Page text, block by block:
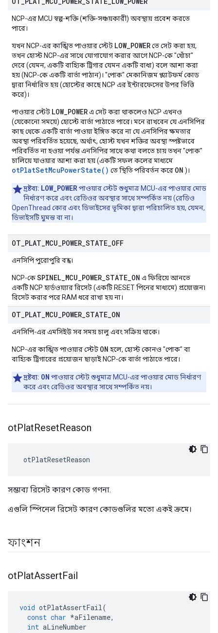
NCP-এর MCU স্বল্প-শক্তি (শক্তি-সঞ্চয়কারী) অবস্থায় প্রবেশ করতে
পারে।
যখন NCP-এর কাঙ্খিত পাওয়ার স্টেট LOW_POWERতে সেট করা হয়,
তখন হোস্ট NCP-এর সাথে যোগাযোগ করার আগে NCP-কে "খোঁচা"
দেবে (যেমন, একটি বাহ্যিক ট্রিগার যেমন একটি বাধা) বলে আশা করা
হয় (NCP-কে একটি বার্তা পাঠান)। "পোক" মেকানিজম প্ল্যাটফর্ম কোড
দ্বারা নির্ধারিত হয় (হোস্টের কাছে NCP এর ইন্টারফেসের উপর ভিত্তি
করে)।
পাওয়ার স্টেট LOW_POWERএ সেট করা থাকলেও NCP এখনও
(যেকোনো সময়ে) হোস্টে বার্তা পাঠাতে পারে। মনে রাখবেন যে এনসিপির
কাছ থেকে একটি বার্তা পাওয়া ইঙ্গিত করে না যে এনসিপির ক্ষমতার
অবস্থা পরিবর্তিত হয়েছে, অর্থাৎ, হোস্ট যখন শক্তির অবস্থা স্পষ্টভাবে
পরিবর্তিত না হওয়া পর্যন্ত এনসিপির সাথে কথা বলতে চায় তখন "পোক"
চালিয়ে যাওয়ার আশা করা হয় (একটি সফল কলের মাধ্যমে
otPlatSetMcuPowerState() তে স্থিতি পরিবর্তন করে ON )।
দ্রষ্টব্য: LOW_POWERপাওয়ার স্টেট শুধুমাত্র MCU-এর পাওয়ার মোড
নির্ধারণ করে এবং রেডিওর অবস্থার সাথে সম্পর্কিত নয় (রেডিও
OpenThread কোর এবং ডিভাইসের ভূমিকা দ্বারা পরিচালিত হয়, যেমন,
ডিভাইসটি ঘুমন্ত বা না।
OT PLAT MCU POWER STATE OFF
এনসিপি পুরোপুরি বন্ধ।
NCP-কেSPINEL_MCU_POWER_STATE_ON এ ফিরিয়ে আনতে
একটি NCP হার্ডওয়্যার রিসেট (একটি RESET পিনের মাধ্যমে) প্রয়োজন৷
রিসেট করার পরে RAM ধরে রাখা হয় না।
OT PLAT MCU POWER STATE ON
এনসিপি-এর এমসিইউ সব সময় চালু এবং সক্রিয় থাকে।
NCP-এর কাঙ্খিত পাওয়ার স্টেট ON হলে, হোস্ট কোনও "পোক" বা
বাহ্যিক ট্রিগারের প্রয়োজন ছাড়াই NCP-কে বার্তা পাঠাতে পারে।
দ্রষ্টব্য: ON পাওয়ার স্টেট শুধুমাত্র MCU-এর পাওয়ার মোড নির্ধারণ
করে এবং রেডিওর অবস্থার সাথে সম্পর্কিত নয়।
otPlatResetReason
otPlatResetReason
সম্ভাব্য রিসেট কারণ কোড গণনা.
এগুলি স্পিনেল রিসেট কারণ কোডগুলির মতো একই ক্রমে।
ফাংশন
otPlatAssertFail
void otPlatAssertFail(
const char *aFilename,
int aLineNumber